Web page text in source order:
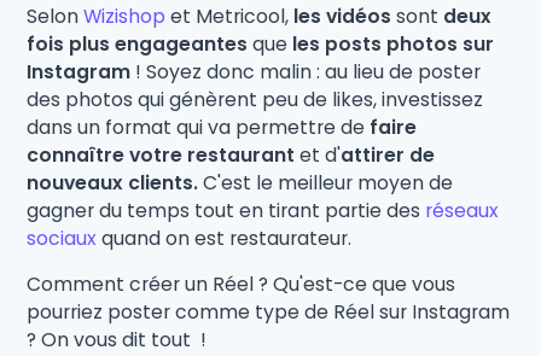
SelonWizishop et Metricool, les vidéossont deux
fois plus engageantesque les posts photos sur
Instagram ! Soyez donc malin : au lieu de poster
des photos qui génèrent peu de likes, investissez
dans un format qui va permettre de faire
connaître votre restaurantet d'attirer de
nouveaux clients.C'est le meilleur moyen de
gagner du temps tout en tirant partie des réseaux
sociaux quand on est restaurateur.
Comment créer un Réel ? Qu'est-ce que vous
pourriez poster comme type de Réel sur Instagram
? On vous dit tout !